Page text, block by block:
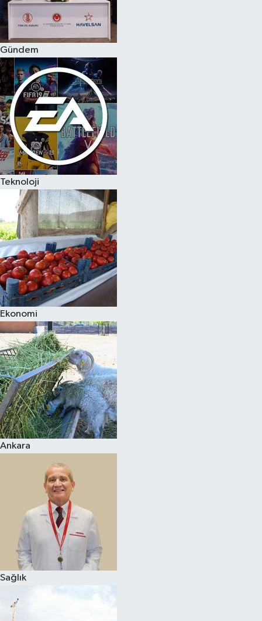
Gündem
Teknoloji
Ekonomi
Ankara
Sağlık
Spor
Burç Yorumları
Çocuk
Eğitim
Hava Durumu
Kadın
Kim kimdir?
Kültür Sanat
Sağlık
Siyaset
Teknoloji
Televizyon
Yaşam-Çevre